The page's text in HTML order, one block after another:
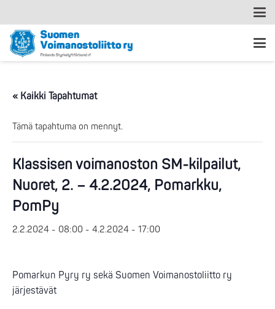
« Kaikki Tapahtumat
Tämä tapahtuma on mennyt.
Klassisen voimanoston SM-kilpailut,
Nuoret, 2. – 4.2.2024, Pomarkku,
PomPy
2.2.2024 - 08:00 - 4.2.2024 - 17:00
Pomarkun Pyry ry sekä Suomen Voimanostoliitto ry
järjestävät